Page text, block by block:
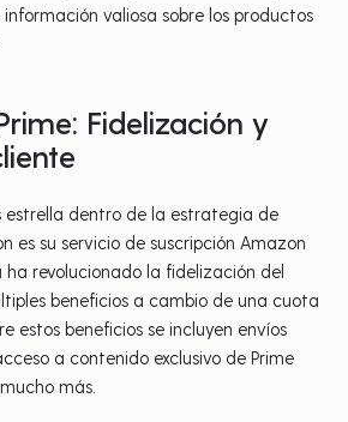
valiosa sobre los productos
Fidelización y
estrella dentro de la estrategia de
es su servicio de suscripción Amazon
ha revolucionado la fidelización del
beneficios a cambio de una cuota
estos beneficios se incluyen envíos
a contenido exclusivo de Prime
más.